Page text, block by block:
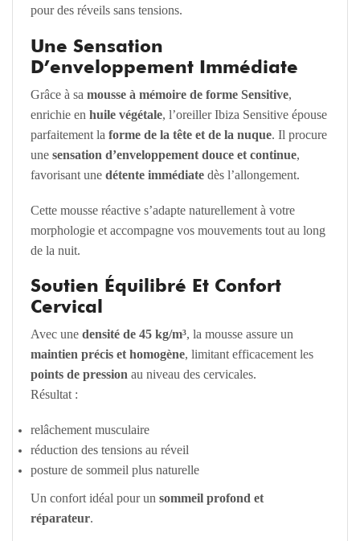
pour des réveils sans tensions.
Une Sensation
D’enveloppement Immédiate
Grâce à samousse à mémoire de forme Sensitive,
enrichie enhuile végétale, l’oreiller Ibiza Sensitive épouse
parfaitement laforme de la tête et de la nuque. Il procure
unesensation d’enveloppement douce et continue,
favorisant unedétente immédiate dès l’allongement.
Cette mousse réactive s’adapte naturellement à votre
morphologie et accompagne vos mouvements tout au long
de la nuit.
Soutien Équilibré Et Confort
Cervical
Avec unedensité de 45 kg/m³, la mousse assure un
maintien précis et homogène, limitant efficacement les
points de pression au niveau des cervicales.
Résultat :
relâchement musculaire
réduction des tensions au réveil
posture de sommeil plus naturelle
Un confort idéal pour unsommeil profond et
réparateur.